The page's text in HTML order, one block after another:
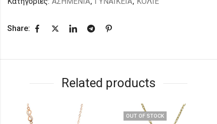
Share:
Related products
OUT OF STOCK